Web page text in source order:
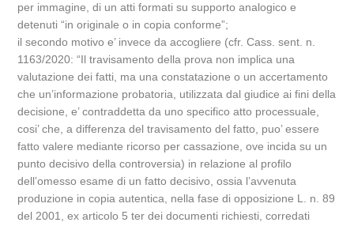
per immagine, di un atti formati su supporto analogico e
detenuti “in originale o in copia conforme”;
il secondo motivo e’ invece da accogliere (cfr. Cass. sent. n.
1163/2020: “Il travisamento della prova non implica una
valutazione dei fatti, ma una constatazione o un accertamento
che un’informazione probatoria, utilizzata dal giudice ai fini della
decisione, e’ contraddetta da uno specifico atto processuale,
cosi’ che, a differenza del travisamento del fatto, puo’ essere
fatto valere mediante ricorso per cassazione, ove incida su un
punto decisivo della controversia) in relazione al profilo
dell’omesso esame di un fatto decisivo, ossia l’avvenuta
produzione in copia autentica, nella fase di opposizione L. n. 89
del 2001, ex articolo 5 ter dei documenti richiesti, corredati